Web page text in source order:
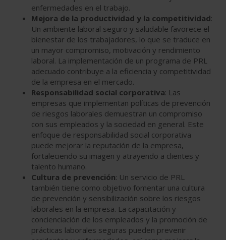
enfermedades en el trabajo.
Mejora de la productividad y la competitividad:
Un ambiente laboral seguro y saludable favorece el
bienestar de los trabajadores, lo que se traduce en
un mayor compromiso, motivación y rendimiento
laboral. La implementación de un programa de PRL
adecuado contribuye a la eficiencia y competitividad
de la empresa en el mercado.
Responsabilidad social corporativa: Las
empresas que implementan políticas de prevención
de riesgos laborales demuestran un compromiso
con sus empleados y la sociedad en general. Este
enfoque de responsabilidad social corporativa
puede mejorar la reputación de la empresa,
fortaleciendo su imagen y atrayendo a clientes y
talento humano.
Cultura de prevención: Un servicio de PRL
también tiene como objetivo fomentar una cultura
de prevención y sensibilización sobre los riesgos
laborales en la empresa. La capacitación y
concienciación de los empleados y la promoción de
prácticas laborales seguras pueden prevenir